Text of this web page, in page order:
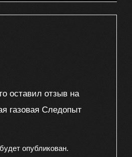
оставил отзыв на
газовая Следопыт
опубликован.